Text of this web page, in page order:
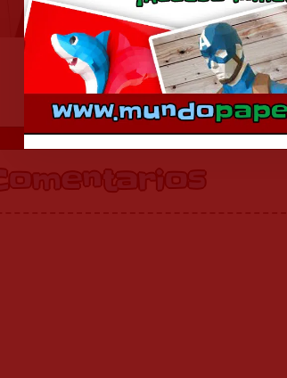
Sonic Rush
noviembre 3, 2024
En «Juegos»